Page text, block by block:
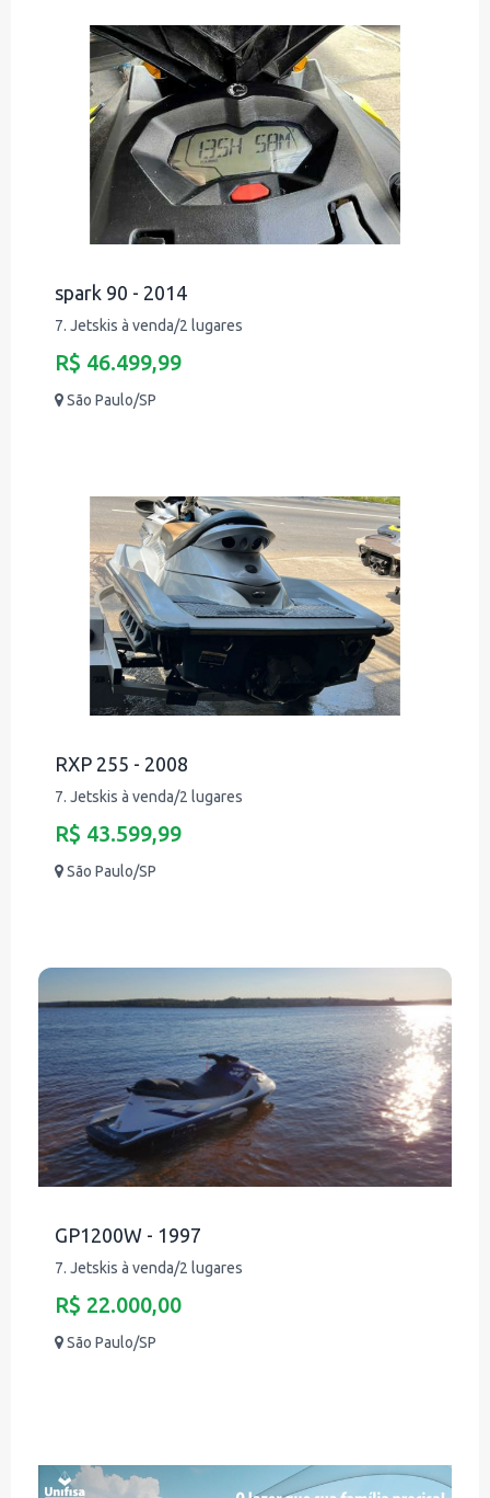
spark 90 - 2014
7. Jetskis à venda/2 lugares
R$ 46.499,99
São Paulo/SP
RXP 255 - 2008
7. Jetskis à venda/2 lugares
R$ 43.599,99
São Paulo/SP
GP1200W - 1997
7. Jetskis à venda/2 lugares
R$ 22.000,00
São Paulo/SP